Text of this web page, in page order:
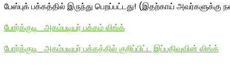
பேஸ்புக் பக்கத்தில் இருந்து பெறப்பட்டது! (இதற்காய் அவர்களுக்கு
போர்க்குடி_அகம்படியர் பக்கம் லிங்க்
போர்க்குடி_அகம்படியர் பக்கத்தில் குறிப்பிட்ட இப்பதிவுவின் லிங்க்